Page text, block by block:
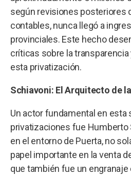
según revisiones posteriores
contables, nunca llegó a
provinciales. Este hecho
críticas sobre la
esta privatización.
Schiavoni: El Arquitecto de
Un actor fundamental en esta
privatizaciones fue Humberto
en el entorno de Puerta, no
papel importante en la venta
que también fue un